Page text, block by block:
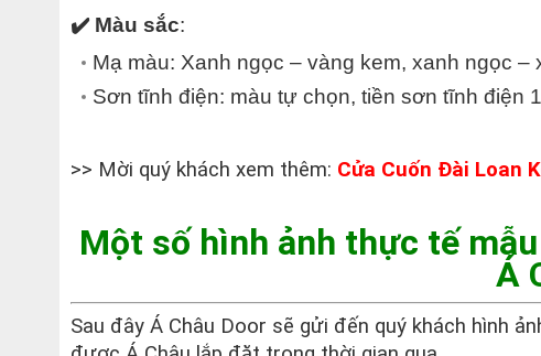
✔️ Màu sắc:
Mạ màu: Xanh ngọc – vàng kem, xanh ngọc –
Sơn tĩnh điện: màu tự chọn, tiền sơn tĩnh điện
>> Mời quý khách xem thêm: Cửa Cuốn Đài Loan
Một số hình ảnh thực tế
Á
Sau đây Á Châu Door sẽ gửi đến quý khách hình